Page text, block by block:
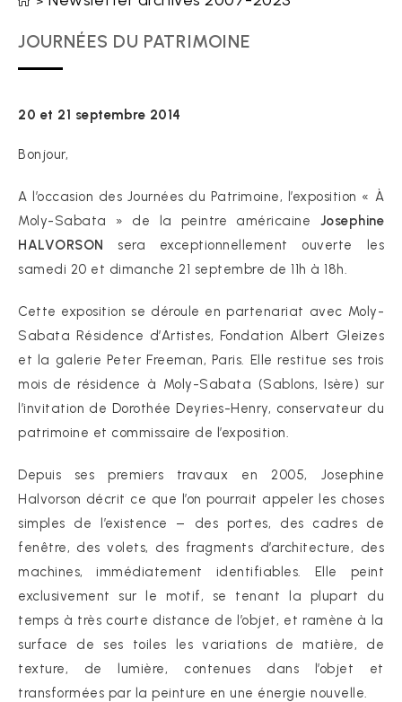
JOURNÉES DU PATRIMOINE
20 et 21 septembre 2014
Bonjour,
A l’occasion des Journées du Patrimoine, l’exposition « À
Moly-Sabata » de la peintre américaine Josephine
HALVORSON sera exceptionnellement ouverte les
samedi 20 et dimanche 21 septembre de 11h à 18h.
Cette exposition se déroule en partenariat avec Moly-
Sabata Résidence d’Artistes, Fondation Albert Gleizes
et la galerie Peter Freeman, Paris. Elle restitue ses trois
mois de résidence à Moly-Sabata (Sablons, Isère) sur
l’invitation de Dorothée Deyries-Henry, conservateur du
patrimoine et commissaire de l’exposition.
Depuis ses premiers travaux en 2005, Josephine
Halvorson décrit ce que l’on pourrait appeler les choses
simples de l’existence – des portes, des cadres de
fenêtre, des volets, des fragments d’architecture, des
machines, immédiatement identifiables. Elle peint
exclusivement sur le motif, se tenant la plupart du
temps à très courte distance de l’objet, et ramène à la
surface de ses toiles les variations de matière, de
texture, de lumière, contenues dans l’objet et
transformées par la peinture en une énergie nouvelle.